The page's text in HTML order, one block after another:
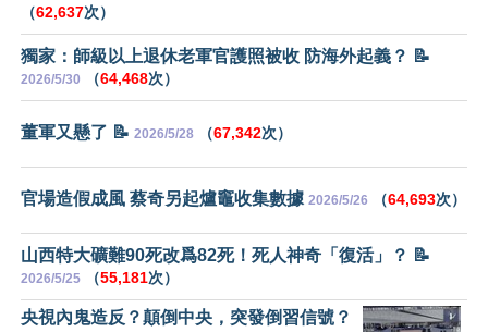
（62,637次）
獨家：師級以上退休老軍官護照被收 防海外起義？ 📝
2026/5/30 （64,468次）
董軍又懸了 📝 2026/5/28 （67,342次）
官場造假成風 蔡奇另起爐竈收集數據 2026/5/26 （64,693次）
山西特大礦難90死改爲82死！死人神奇「復活」？ 📝
2026/5/25 （55,181次）
央視內鬼造反？顛倒中央，突發倒習信號？